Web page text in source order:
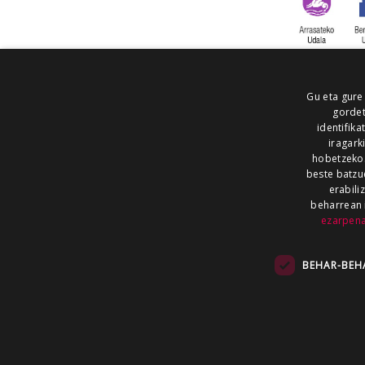
ALEA
NOAUA
Gu eta
hobetzeko.
beste
beharrean
BEHAR-